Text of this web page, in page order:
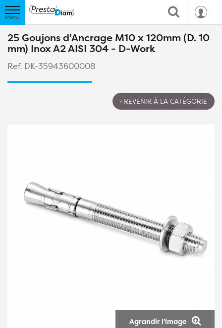
25 Goujons d'Ancrage M10 x 120mm (D. 10
mm) Inox A2 AISI 304 - D-Work
Ref. DK-35943600008
‹ REVENIR À LA CATÉGORIE
Agrandir l'image